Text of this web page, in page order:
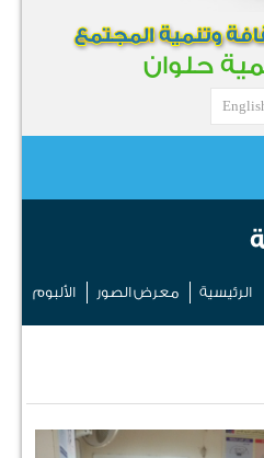
حلوان
الرئيسية معرض الصور الألبوم